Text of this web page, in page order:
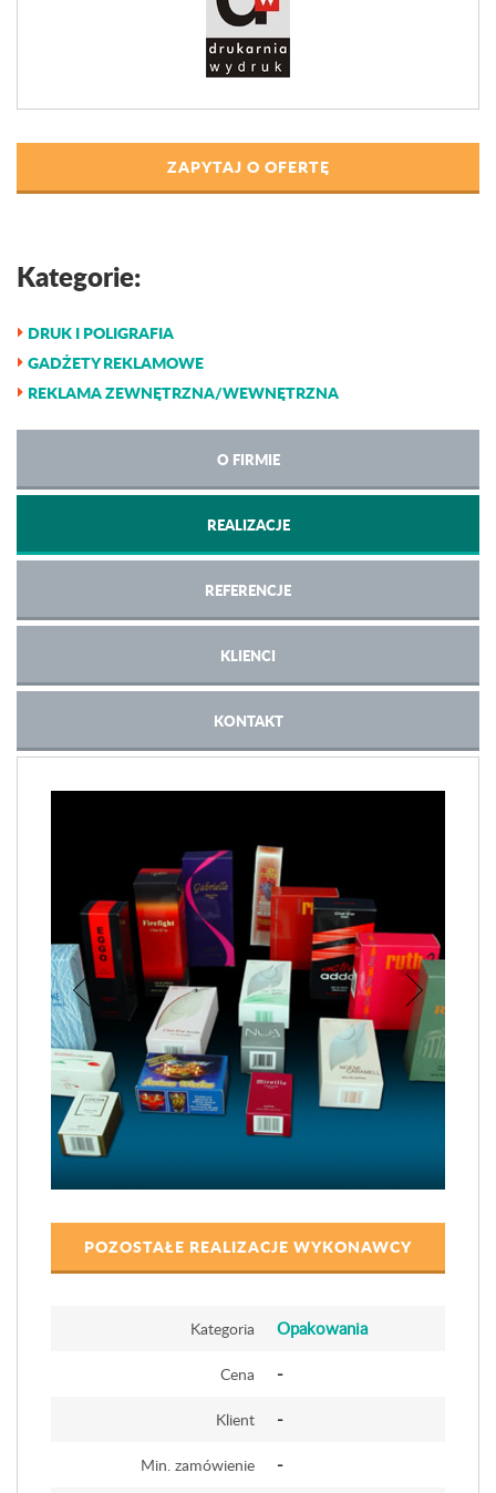
ZAPYTAJ O OFERTĘ
Kategorie:
DRUK I POLIGRAFIA
GADŻETY REKLAMOWE
REKLAMA ZEWNĘTRZNA/WEWNĘTRZNA
O FIRMIE
REALIZACJE
REFERENCJE
KLIENCI
KONTAKT
POZOSTAŁE REALIZACJE WYKONAWCY
Kategoria Opakowania
Cena -
Klient -
Min. zamówienie -